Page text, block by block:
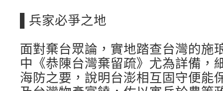
▌兵家必爭之地
面對棄台眾論，實地踏查台灣的施
中《恭陳台灣棄留疏》尤為詳備，
海防之要，說明台澎相互固守便能